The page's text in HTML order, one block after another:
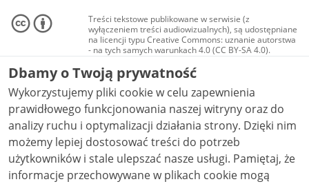
Treści tekstowe publikowane w serwisie (z
wyłączeniem treści audiowizualnych), są udostępniane
na licencji typu Creative Commons: uznanie autorstwa
- na tych samych warunkach 4.0 (CC BY-SA 4.0).
Materiały audiowizualne, w tym zdjęcia, materiały
audio i wideo, są udostępniane na licencji typu
Creative Commons: uznanie autorstwa użycie
niekomercyjne - bez utworów zależnych 4.0 (CC BY-
NC-ND 4.0), o ile nie jest to stwierdzone inaczej.
Dbamy o Twoją prywatność
Wykorzystujemy pliki cookie w celu zapewnienia
prawidłowego funkcjonowania naszej witryny oraz do
analizy ruchu i optymalizacji działania strony. Dzięki nim
możemy lepiej dostosować treści do potrzeb
użytkowników i stale ulepszać nasze usługi. Pamiętaj, że
informacje przechowywane w plikach cookie mogą